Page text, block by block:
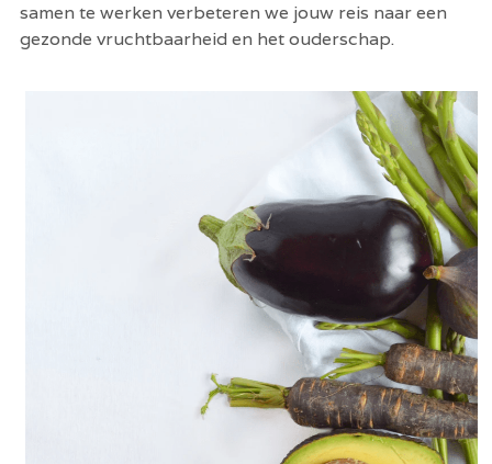
samen te werken verbeteren we jouw reis naar een
gezonde vruchtbaarheid en het ouderschap.